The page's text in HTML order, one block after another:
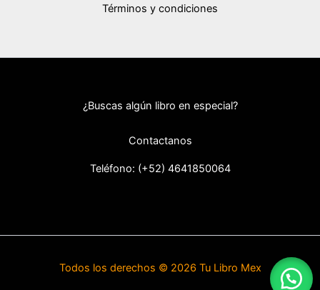
Términos y condiciones
¿Buscas algún libro en especial?
Contactanos
Teléfono: (+52) 4641850064
Todos los derechos © 2026 Tu Libro Mex